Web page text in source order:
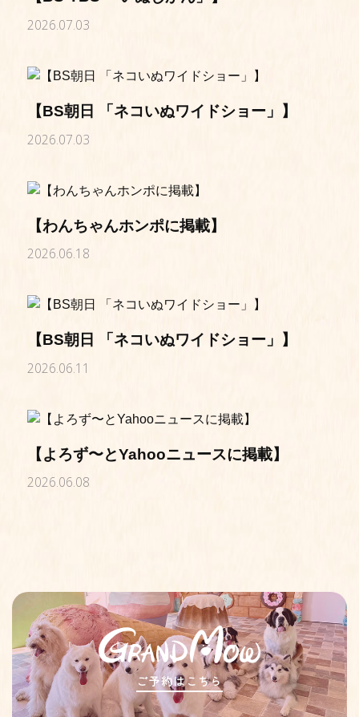
2026.07.03
【BS朝日 「ネコいぬワイドショー」】
2026.07.03
【わんちゃんホンポに掲載】
2026.06.18
【BS朝日 「ネコいぬワイドショー」】
2026.06.11
【よろず〜とYahooニュースに掲載】
2026.06.08
ご予約はこちら